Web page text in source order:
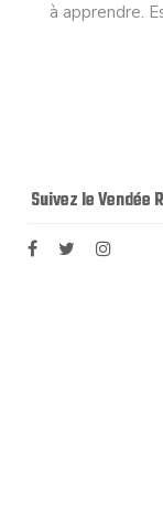
à apprendre.
Suivez le Vendée